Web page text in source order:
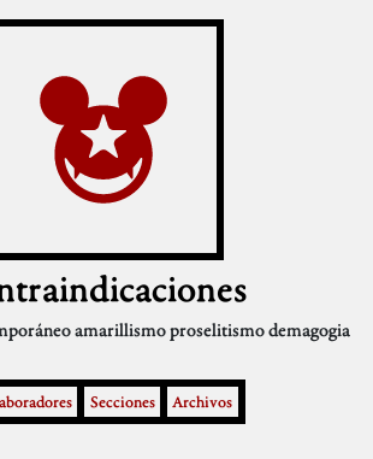
amarillismoproselitismodemagogia
Secciones Archivos